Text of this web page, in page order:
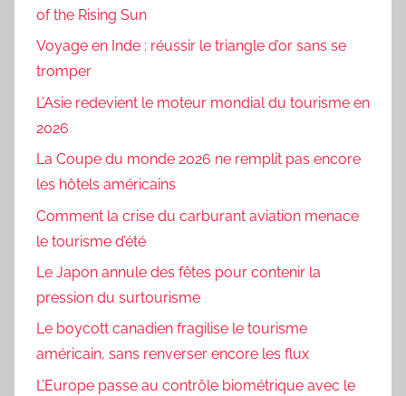
of the Rising Sun
Voyage en Inde : réussir le triangle d’or sans se
tromper
L’Asie redevient le moteur mondial du tourisme en
2026
La Coupe du monde 2026 ne remplit pas encore
les hôtels américains
Comment la crise du carburant aviation menace
le tourisme d’été
Le Japon annule des fêtes pour contenir la
pression du surtourisme
Le boycott canadien fragilise le tourisme
américain, sans renverser encore les flux
L’Europe passe au contrôle biométrique avec le